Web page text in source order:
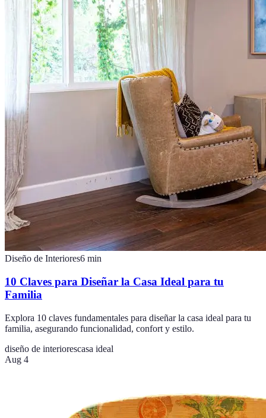
Diseño de Interiores6 min
10 Claves para Diseñar la Casa Ideal para tu
Familia
Explora 10 claves fundamentales para diseñar la casa ideal para tu
familia, asegurando funcionalidad, confort y estilo.
diseño de interiorescasa ideal
Aug 4